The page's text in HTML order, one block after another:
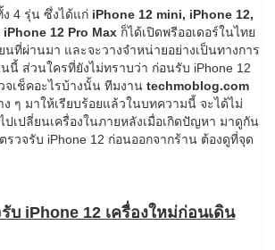
ง 4 รุ่น ซึ่งได้แก่ iPhone 12 mini, iPhone 12,
iPhone 12 Pro Max ก็ได้เปิดพรีออเดอร์ในไทย
นที่ผ่านมา และจะวางจำหน่ายอย่างเป็นทางการ
นี้ ส่วนใครที่ยังไม่ทราบว่า ก่อนรับ iPhone 12
จเช็คอะไรบ้างนั้น ทีมงาน techmoblog.com
ๆ มาให้เรียบร้อยแล้วในบทความนี้ จะได้ไม่
ปเปลี่ยนเครื่องในภายหลังเมื่อเกิดปัญหา มาดูกัน
วจรับ iPhone 12 ก่อนออกจากร้าน ต้องดูที่จุด
บ iPhone 12 เครื่องใหม่ก่อนเดิน